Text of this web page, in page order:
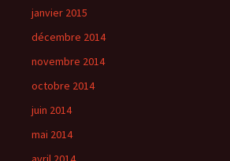
janvier 2015
décembre 2014
novembre 2014
octobre 2014
juin 2014
mai 2014